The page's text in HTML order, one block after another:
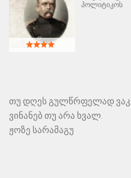
პოლიტიკოს
თუ დღეს გულწრფელად
ვინანებ თუ არა ხვალ.
ჟოზე სარამაგუ